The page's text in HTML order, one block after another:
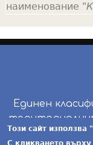
наименование "
Единен
инж. Бойчо
Този сайт
С кликването